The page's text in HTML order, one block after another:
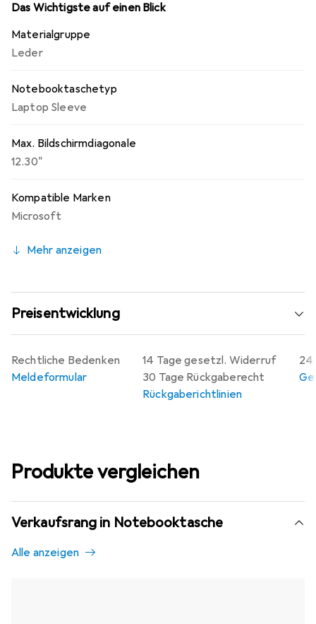
Das Wichtigste auf einen Blick
Materialgruppe
Leder
Notebooktaschetyp
Laptop Sleeve
Max. Bildschirmdiagonale
12.30"
Kompatible Marken
Microsoft
Mehr anzeigen
Preisentwicklung
14 Tage gesetzl. Widerruf
30 Tage Rückgaberecht
Rückgaberichtlinien
24
Rechtliche Bedenken
Meldeformular
Produkte vergleichen
Verkaufsrang in Notebooktasche
Alle anzeigen